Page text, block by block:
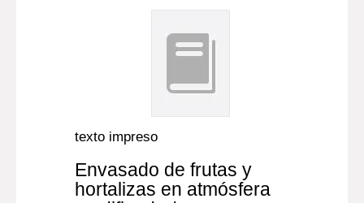
texto impreso
Envasado de frutas y
hortalizas en atmósfera